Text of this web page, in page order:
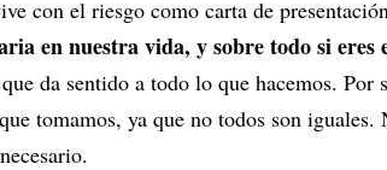
con el riesgo como carta de
en nuestra vida, y sobre todo si eres
da sentido a todo lo que hacemos. Por
tomamos, ya que no todos son iguales.